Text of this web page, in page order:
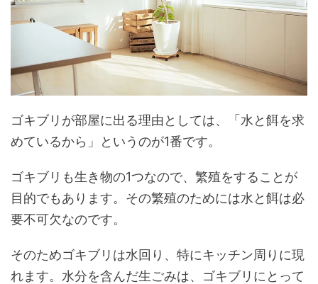
ゴキブリが部屋に出る理由としては、「水と餌を求
めているから」というのが1番です。
ゴキブリも生き物の1つなので、繁殖をすることが
目的でもあります。その繁殖のためには水と餌は必
要不可欠なのです。
そのためゴキブリは水回り、特にキッチン周りに現
れます。水分を含んだ生ごみは、ゴキブリにとって